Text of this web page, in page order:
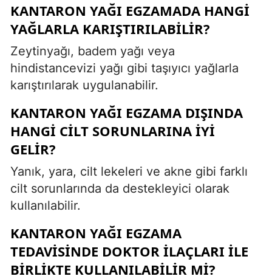
KANTARON YAĞI EGZAMADA HANGI
YAĞLARLA KARIŞTIRILABILIR?
Zeytinyağı, badem yağı veya
hindistancevizi yağı gibi taşıyıcı yağlarla
karıştırılarak uygulanabilir.
KANTARON YAĞI EGZAMA DIŞINDA
HANGI CILT SORUNLARINA IYI
GELIR?
Yanık, yara, cilt lekeleri ve akne gibi farklı
cilt sorunlarında da destekleyici olarak
kullanılabilir.
KANTARON YAĞI EGZAMA
TEDAVISINDE DOKTOR ILAÇLARI ILE
BIRLIKTE KULLANILABILIR MI?